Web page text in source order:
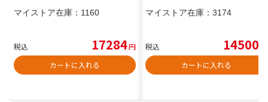
マイストア在庫： 1160
税込 17284円
カートに入れる
マイストア在庫： 3174
税込 14500
カートに入れる